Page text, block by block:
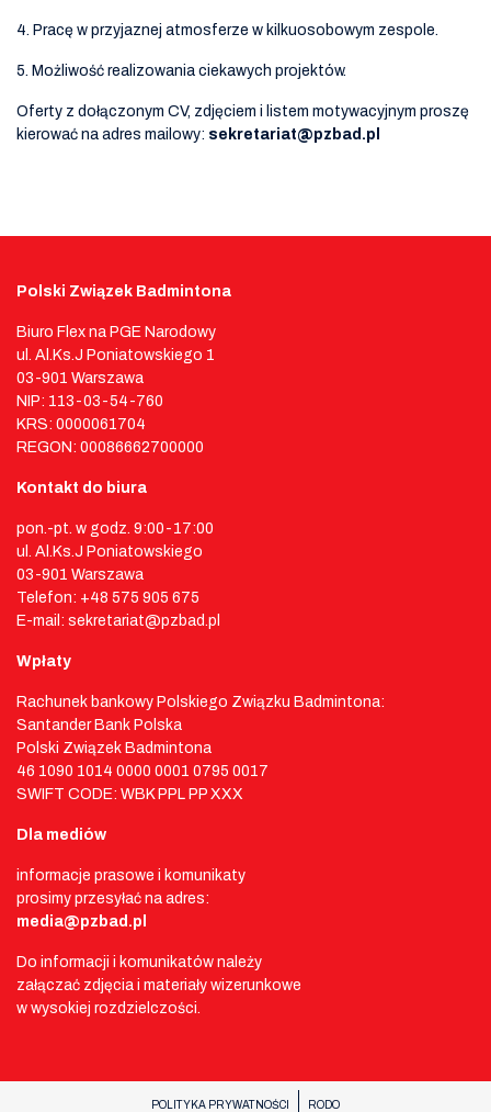
4. Pracę w przyjaznej atmosferze w kilkuosobowym zespole.
5. Możliwość realizowania ciekawych projektów.
Oferty z dołączonym CV, zdjęciem i listem motywacyjnym proszę
kierować na adres mailowy: sekretariat@pzbad.pl
Polski Związek Badmintona
Biuro Flex na PGE Narodowy
ul. Al.Ks.J Poniatowskiego 1
03-901 Warszawa
NIP: 113-03-54-760
KRS: 0000061704
REGON: 00086662700000
Kontakt do biura
pon.-pt. w godz. 9:00-17:00
ul. Al.Ks.J Poniatowskiego
03-901 Warszawa
Telefon: +48 575 905 675
E-mail: sekretariat@pzbad.pl
Wpłaty
Rachunek bankowy Polskiego Związku Badmintona:
Santander Bank Polska
Polski Związek Badmintona
46 1090 1014 0000 0001 0795 0017
SWIFT CODE: WBK PPL PP XXX
Dla mediów
informacje prasowe i komunikaty
prosimy przesyłać na adres:
media@pzbad.pl
Do informacji i komunikatów należy
załączać zdjęcia i materiały wizerunkowe
w wysokiej rozdzielczości.
POLITYKA PRYWATNOŚCI RODO